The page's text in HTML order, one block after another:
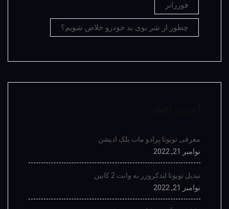
فوررانر
چطور از شر بوی بد خودرو خلاص شویم؟
معرفی تویوتا پرادو مات بلک ادیشن
نوامبر 21, 2022
تبدیل تویوتا لندکروزر به وانت 2 کابین
نوامبر 21, 2022